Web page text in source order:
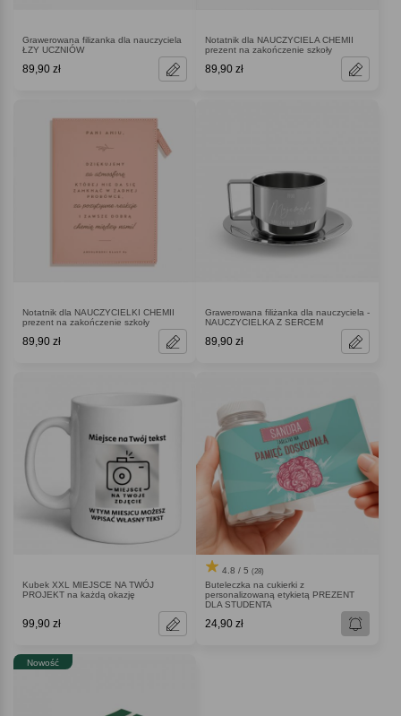
Grawerowana filizanka dla nauczyciela
ŁZY UCZNIÓW
89,90 zł
Notatnik dla NAUCZYCIELA CHEMII
prezent na zakończenie szkoły
89,90 zł
Notatnik dla NAUCZYCIELKI CHEMII
prezent na zakończenie szkoły
89,90 zł
Grawerowana filiżanka dla nauczyciela -
NAUCZYCIELKA Z SERCEM
89,90 zł
Kubek XXL MIEJSCE NA TWÓJ
PROJEKT na każdą okazję
99,90 zł
4.8 / 5 (28)
Buteleczka na cukierki z
personalizowaną etykietą PREZENT
DLA STUDENTA
24,90 zł
Nowość